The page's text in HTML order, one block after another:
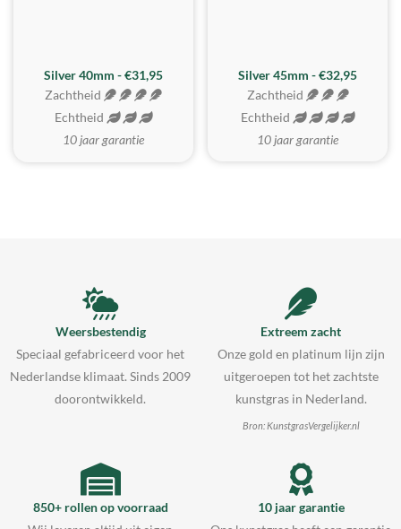
Silver 40mm - €31,95
Zachtheid
Echtheid
10 jaar garantie
MEEST GEKOZEN
Silver 45mm - €32,95
Zachtheid
Echtheid
10 jaar garantie
Weersbestendig
Speciaal gefabriceerd voor het
Nederlandse klimaat. Sinds 2009
doorontwikkeld.
Extreem zacht
Onze gold en platinum lijn zijn
uitgeroepen tot het zachtste
kunstgras in Nederland.
Bron: KunstgrasVergelijker.nl
850+ rollen op voorraad
10 jaar garantie